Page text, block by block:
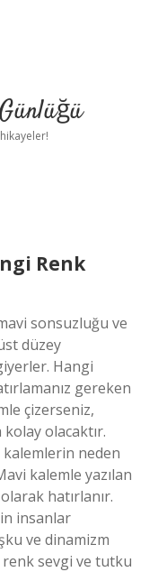
Renk
sonsuzluğu ve
düzey
Hangi
gereken
çizerseniz,
kolay olacaktır.
kalemlerin neden
kalemle yazılan
hatırlanır.
insanlar
ve dinamizm
renk sevgi ve tutku